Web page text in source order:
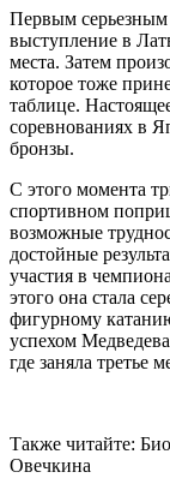
Первым серьезным
выступление в
места. Затем
которое тоже
таблице.
соревнованиях в
бронзы.
С этого момента
спортивном
возможные
достойные
участия в
этого она стала
фигурному
успехом
где заняла третье
Также читайте:
Овечкина